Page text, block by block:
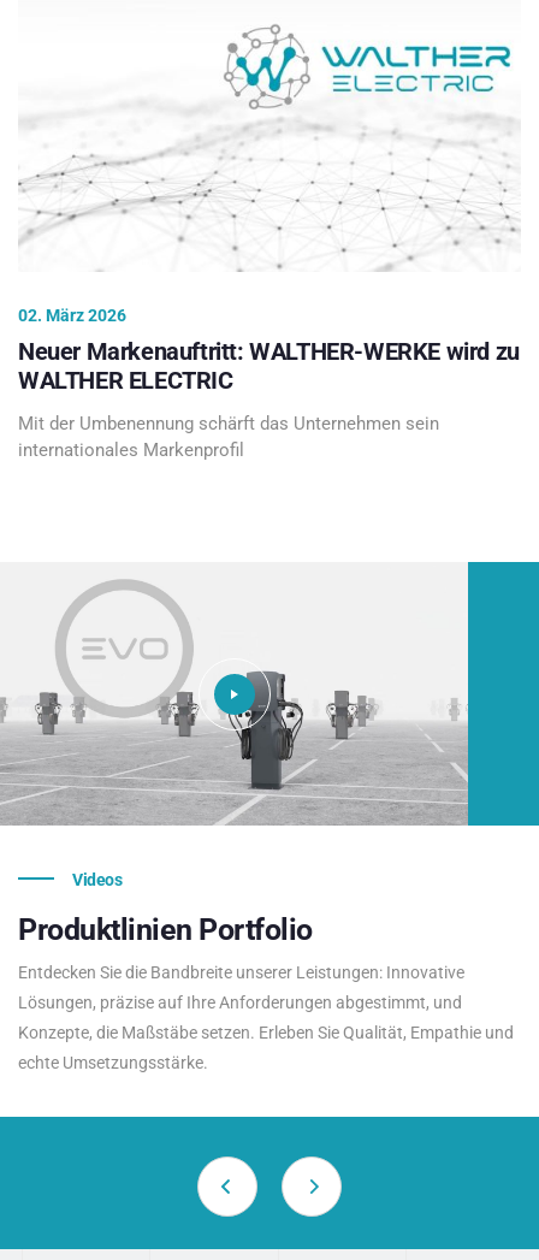
02. März 2026
Neuer Markenauftritt: WALTHER-WERKE wird zu
WALTHER ELECTRIC
Mit der Umbenennung schärft das Unternehmen sein
internationales Markenprofil
Videos
Produktlinien Portfolio
Entdecken Sie die Bandbreite unserer Leistungen: Innovative
Lösungen, präzise auf Ihre Anforderungen abgestimmt, und
Konzepte, die Maßstäbe setzen. Erleben Sie Qualität, Empathie und
echte Umsetzungsstärke.